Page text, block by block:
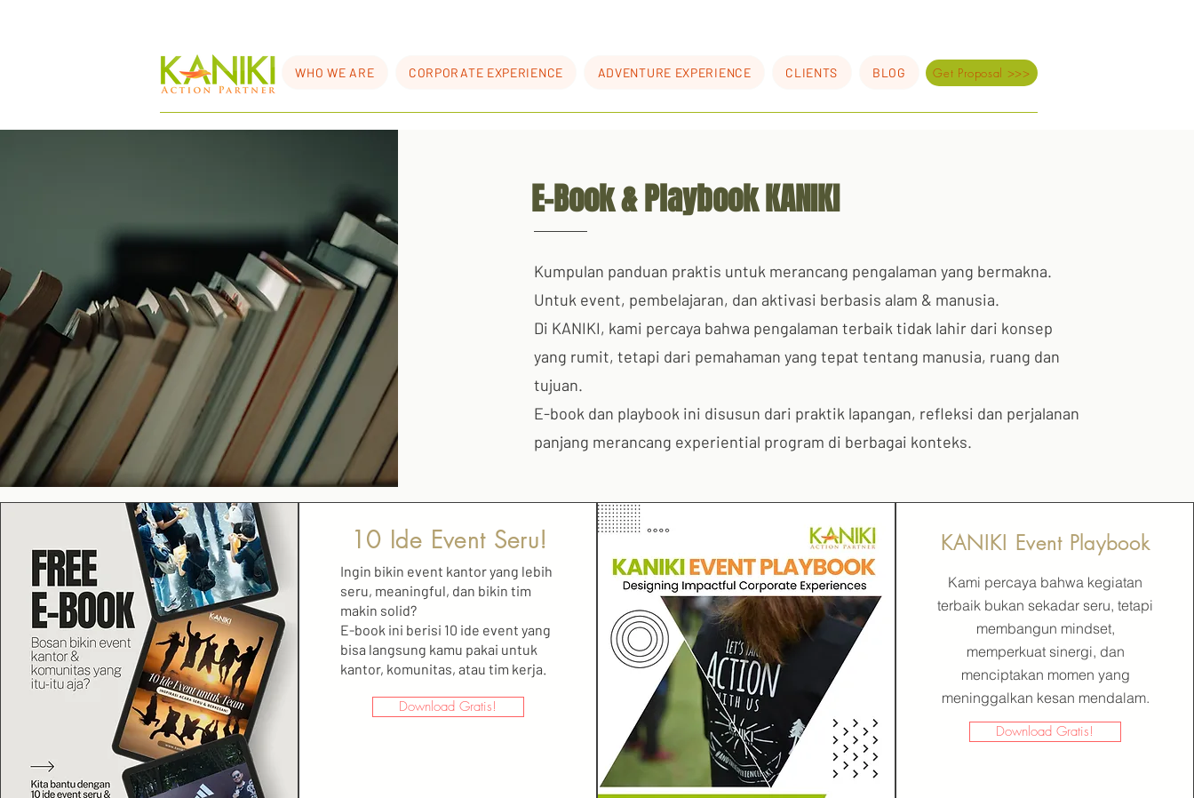
WHO WE ARE CORPORATE EXPERIENCE ADVENTURE EXPERIENCE CLIENTS BLOG Get Proposal >>>
E-Book & Playbook KANIKI
Kumpulan panduan praktis untuk merancang pengalaman yang bermakna.
Untuk event, pembelajaran, dan aktivasi berbasis alam & manusia.
Di KANIKI, kami percaya bahwa pengalaman terbaik tidak lahir dari konsep
yang rumit, tetapi dari pemahaman yang tepat tentang manusia, ruang dan
tujuan.
E-book dan playbook ini disusun dari praktik lapangan, refleksi dan perjalanan
panjang merancang experiential program di berbagai konteks.
10 Ide Event Seru!
Ingin bikin event kantor yang lebih
seru, meaningful, dan bikin tim
makin solid?
E-book ini berisi 10 ide event yang
bisa langsung kamu pakai untuk
kantor, komunitas, atau tim kerja.
Download Gratis!
KANIKI Event Playbook
Kami percaya bahwa kegiatan
terbaik bukan sekadar seru, tetapi
membangun mindset,
memperkuat sinergi, dan
menciptakan momen yang
meninggalkan kesan mendalam.
Download Gratis!